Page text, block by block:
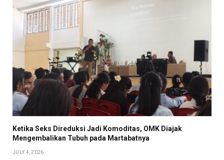
Ketika Seks Direduksi Jadi Komoditas, OMK Diajak
Mengembalikan Tubuh pada Martabatnya
JULY 4, 2026